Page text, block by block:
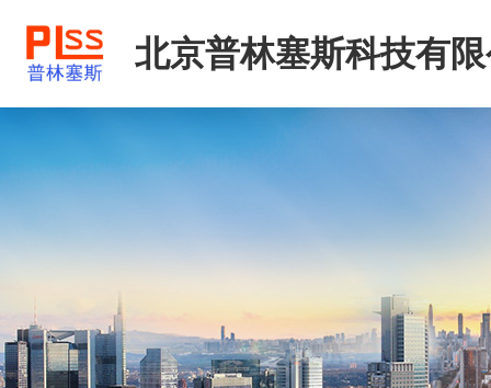
北京普林塞斯科技有